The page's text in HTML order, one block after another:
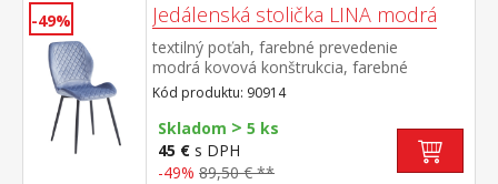
-49% Jedálenská stolička LINA modrá
textilný poťah, farebné prevedenie
modrá kovová konštrukcia, farebné
prevedenie čierna výška sedu 50
cm odporúčaná nosnosť do 120 kg
Kód produktu: 90914
Skladom > 5 ks
45 € s DPH
-49% 89,50 € **